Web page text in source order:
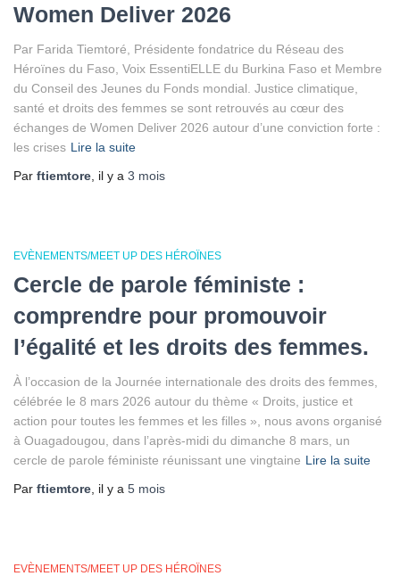
Women Deliver 2026
Par Farida Tiemtoré, Présidente fondatrice du Réseau des
Héroïnes du Faso, Voix EssentiELLE du Burkina Faso et Membre
du Conseil des Jeunes du Fonds mondial. Justice climatique,
santé et droits des femmes se sont retrouvés au cœur des
échanges de Women Deliver 2026 autour d’une conviction forte :
les crises Lire la suite
Par ftiemtore , il y a 3 mois
EVÈNEMENTS/MEET UP DES HÉROÏNES
Cercle de parole féministe :
comprendre pour promouvoir
l’égalité et les droits des femmes.
À l’occasion de la Journée internationale des droits des femmes,
célébrée le 8 mars 2026 autour du thème « Droits, justice et
action pour toutes les femmes et les filles », nous avons organisé
à Ouagadougou, dans l’après-midi du dimanche 8 mars, un
cercle de parole féministe réunissant une vingtaine Lire la suite
Par ftiemtore , il y a 5 mois
EVÈNEMENTS/MEET UP DES HÉROÏNES